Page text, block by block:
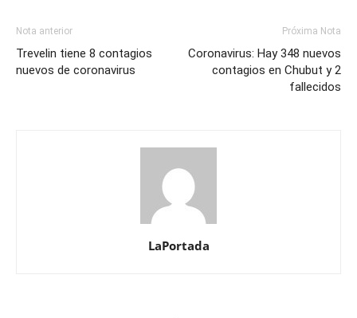
Nota anterior
Trevelin tiene 8 contagios
nuevos de coronavirus
Próxima Nota
Coronavirus: Hay 348 nuevos
contagios en Chubut y 2
fallecidos
LaPortada